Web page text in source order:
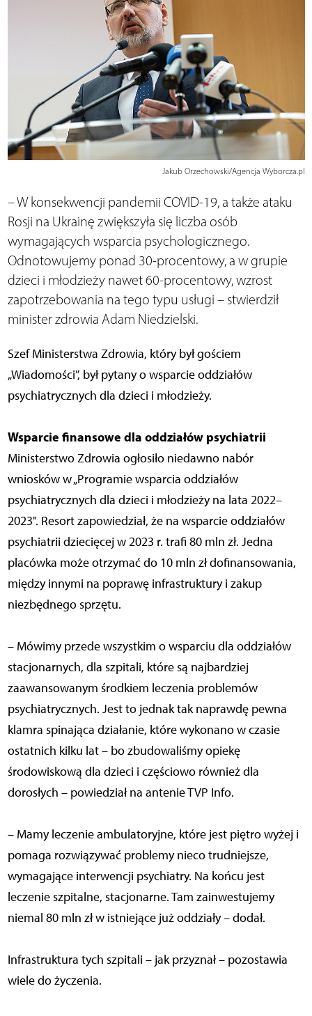
Jakub Orzechowski/Agencja Wyborcza.pl
– W konsekwencji pandemii COVID-19, a także ataku
Rosji na Ukrainę zwiększyła się liczba osób
wymagających wsparcia psychologicznego.
Odnotowujemy ponad 30-procentowy, a w grupie
dzieci i młodzieży nawet 60-procentowy, wzrost
zapotrzebowania na tego typu usługi – stwierdził
minister zdrowia Adam Niedzielski.
Szef Ministerstwa Zdrowia, który był gościem
„Wiadomości”, był pytany o wsparcie oddziałów
psychiatrycznych dla dzieci i młodzieży.
Wsparcie finansowe dla oddziałów psychiatrii
Ministerstwo Zdrowia ogłosiło niedawno nabór
wniosków w „Programie wsparcia oddziałów
psychiatrycznych dla dzieci i młodzieży na lata 2022–
2023". Resort zapowiedział, że na wsparcie oddziałów
psychiatrii dziecięcej w 2023 r. trafi 80 mln zł. Jedna
placówka może otrzymać do 10 mln zł dofinansowania,
między innymi na poprawę infrastruktury i zakup
niezbędnego sprzętu.
– Mówimy przede wszystkim o wsparciu dla oddziałów
stacjonarnych, dla szpitali, które są najbardziej
zaawansowanym środkiem leczenia problemów
psychiatrycznych. Jest to jednak tak naprawdę pewna
klamra spinająca działanie, które wykonano w czasie
ostatnich kilku lat – bo zbudowaliśmy opiekę
środowiskową dla dzieci i częściowo również dla
dorosłych – powiedział na antenie TVP Info.
– Mamy leczenie ambulatoryjne, które jest piętro wyżej i
pomaga rozwiązywać problemy nieco trudniejsze,
wymagające interwencji psychiatry. Na końcu jest
leczenie szpitalne, stacjonarne. Tam zainwestujemy
niemal 80 mln zł w istniejące już oddziały – dodał.
Infrastruktura tych szpitali – jak przyznał – pozostawia
wiele do życzenia.